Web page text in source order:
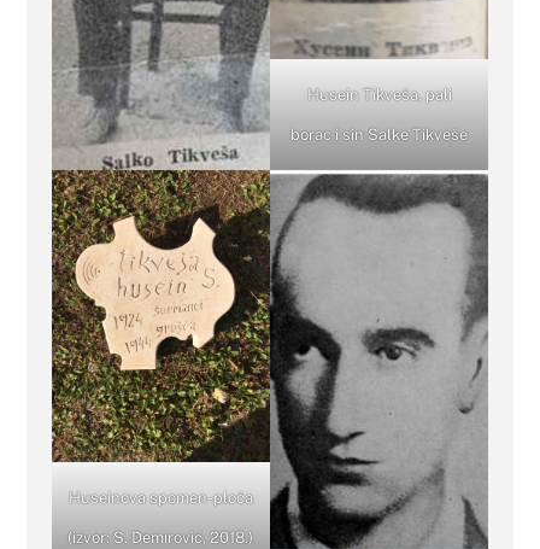
Husein Tikveša, pali
borac i sin Salke Tikveše
Huseinova spomen-ploča
(izvor: S. Demirović, 2018.)